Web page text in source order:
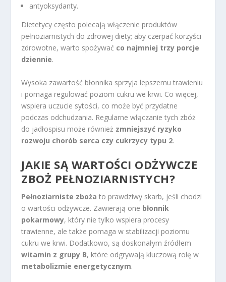
antyoksydanty.
Dietetycy często polecają włączenie produktów
pełnoziarnistych do zdrowej diety; aby czerpać korzyści
zdrowotne, warto spożywać co najmniej trzy porcje
dziennie.
Wysoka zawartość błonnika sprzyja lepszemu trawieniu
i pomaga regulować poziom cukru we krwi. Co więcej,
wspiera uczucie sytości, co może być przydatne
podczas odchudzania. Regularne włączanie tych zbóż
do jadłospisu może również zmniejszyć ryzyko
rozwoju chorób serca czy cukrzycy typu 2.
JAKIE SĄ WARTOŚCI ODŻYWCZE
ZBOŻ PEŁNOZIARNISTYCH?
Pełnoziarniste zboża to prawdziwy skarb, jeśli chodzi
o wartości odżywcze. Zawierają one błonnik
pokarmowy, który nie tylko wspiera procesy
trawienne, ale także pomaga w stabilizacji poziomu
cukru we krwi. Dodatkowo, są doskonałym źródłem
witamin z grupy B, które odgrywają kluczową rolę w
metabolizmie energetycznym.